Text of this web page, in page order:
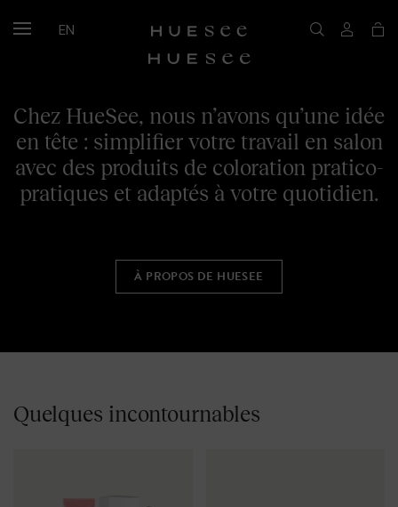
EN
Chez HueSee, nous n’avons qu’une idée
en tête : simplifier votre travail en salon
avec des produits de coloration pratico-
pratiques et adaptés à votre quotidien.
À PROPOS DE HUESEE
Quelques incontournables